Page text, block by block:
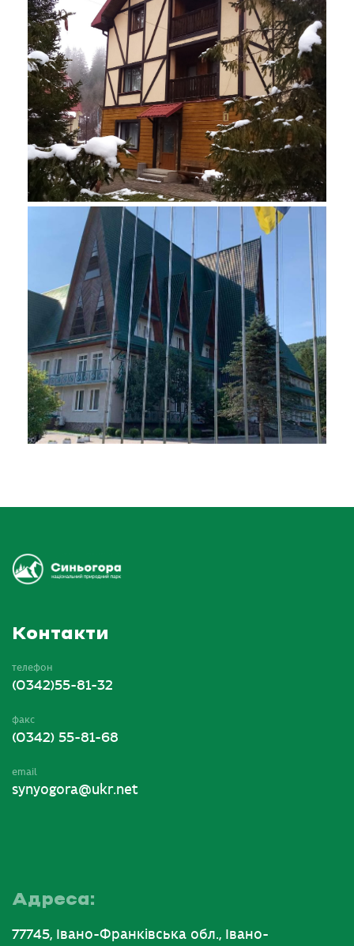
Контакти
телефон
(0342)55-81-32
факс
(0342) 55-81-68
email
synyogora@ukr.net
Адреса:
77745, Івано-Франківська обл., Івано-